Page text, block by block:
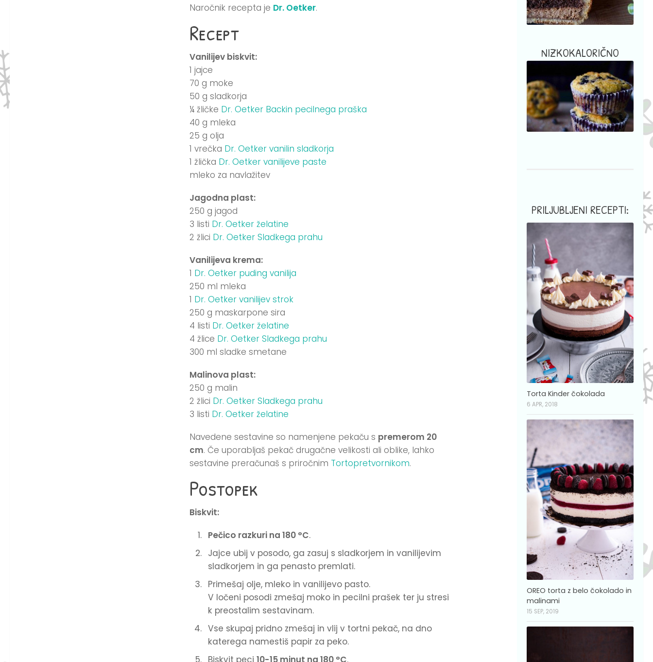
Naročnik recepta je Dr. Oetker.
Recept
Vanilijev biskvit:
1 jajce
70 g moke
50 g sladkorja
¼ žličke Dr. Oetker Backin pecilnega praška
40 g mleka
25 g olja
1 vrečka Dr. Oetker vanilin sladkorja
1 žlička Dr. Oetker vanilijeve paste
mleko za navlažitev
Jagodna plast:
250 g jagod
3 listi Dr. Oetker želatine
2 žlici Dr. Oetker Sladkega prahu
Vanilijeva krema:
1 Dr. Oetker puding vanilija
250 ml mleka
1 Dr. Oetker vanilijev strok
250 g maskarpone sira
4 listi Dr. Oetker želatine
4 žlice Dr. Oetker Sladkega prahu
300 ml sladke smetane
Malinova plast:
250 g malin
2 žlici Dr. Oetker Sladkega prahu
3 listi Dr. Oetker želatine
Navedene sestavine so namenjene pekaču s premerom 20
cm. Če uporabljaš pekač drugačne velikosti ali oblike, lahko
sestavine preračunaš s priročnim Tortopretvornikom.
Postopek
Biskvit:
Pečico razkuri na 180 °C.
Jajce ubij v posodo, ga zasuj s sladkorjem in vanilijevim
sladkorjem in ga penasto premlati.
Primešaj olje, mleko in vanilijevo pasto.
V ločeni posodi zmešaj moko in pecilni prašek ter ju stresi
k preostalim sestavinam.
Vse skupaj pridno zmešaj in vlij v tortni pekač, na dno
katerega namestiš papir za peko.
Biskvit peci 10-15 minut na 180 °C.
NIZKOKALORIČNO
PRILJUBLJENI RECEPTI:
Torta Kinder čokolada
6 APR, 2018
OREO torta z belo čokolado in
malinami
15 SEP, 2019